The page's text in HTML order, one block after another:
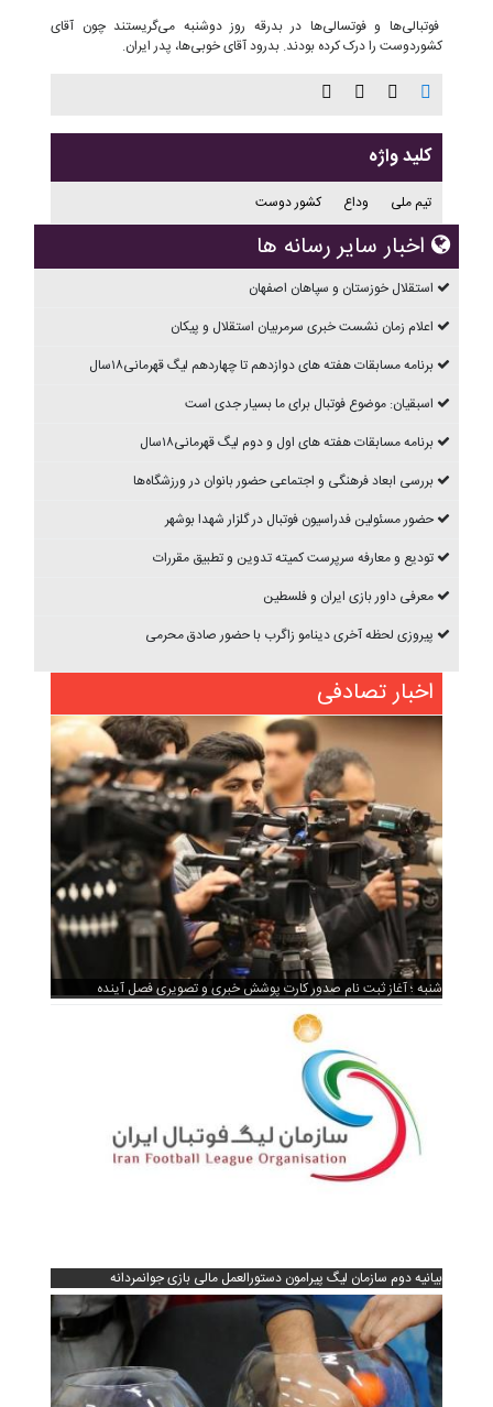
فوتبالی‌ها و فوتسالی‌ها در بدرقه روز دوشنبه می‌گریستند چون آقای
کشوردوست را درک کرده بودند. بدرود آقای خوبی‌ها، پدر ایران.
کلید واژه
تیم ملی وداع کشور دوست
اخبار سایر رسانه ها
استقلال خوزستان و سپاهان اصفهان
اعلام زمان نشست خبری سرمربیان استقلال و پیکان
برنامه مسابقات هفته های دوازدهم تا چهاردهم ليگ قهرمانی۱۸سال
اسبقیان: موضوع فوتبال برای ما بسیار جدی است
برنامه مسابقات هفته های اول و دوم ليگ قهرمانی۱۸سال
بررسی ابعاد فرهنگی و اجتماعی حضور بانوان در ورزشگاه‌ها
حضور مسئولین فدراسیون فوتبال در گلزار شهدا بوشهر
تودیع و معارفه سرپرست کمیته تدوین و تطبیق مقررات
معرفی داور بازی ایران و فلسطین
پیروزی لحظه آخری دینامو زاگرب با حضور صادق محرمی
اخبار تصادفی
شنبه ؛ آغاز ثبت نام صدور کارت پوشش خبری و تصویری فصل آینده
بیانیه دوم سازمان لیگ پیرامون دستورالعمل مالی بازی جوانمردانه